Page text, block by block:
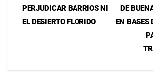
DE
EN BASES
PERJUDICAR BARRIOS NI
EL DESIERTO FLORIDO